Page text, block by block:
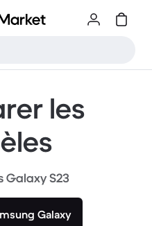
les
Galaxy S23
Galaxy